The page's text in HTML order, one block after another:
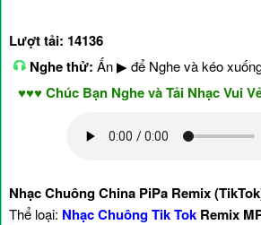
Lượt tải: 14136
Nghe thử: Ấn ▶ để Nghe và kéo
Chúc Bạn Nghe và Tải Nhạc Vui Vẻ -
Nhạc Chuông China PiPa Remix
Thể loại: Nhạc Chuông Tik Tok Remix